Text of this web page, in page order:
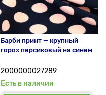
Барби принт — крупный
горох персиковый на синем
2000000027289
Есть в наличии